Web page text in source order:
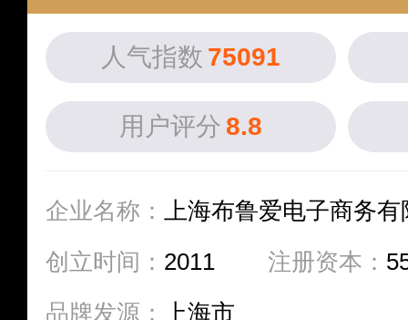
人气指数 75091
用户评分 8.8
企业名称：
上海布鲁爱电子商务
创立时间： 2011 注册资本：
品牌发源：
上海市